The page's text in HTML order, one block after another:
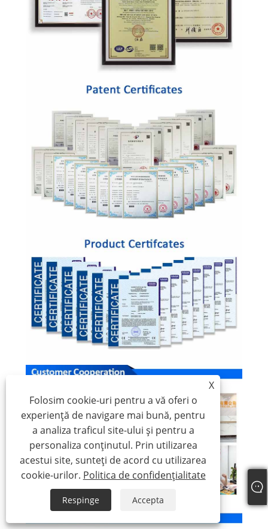
X
Folosim cookie-uri pentru a vă oferi o
experiență de navigare mai bună, pentru
a analiza traficul site-ului și pentru a
personaliza conținutul. Prin utilizarea
acestui site, sunteți de acord cu utilizarea
cookie-urilor. Politica de confidențialitate
Respinge Accepta